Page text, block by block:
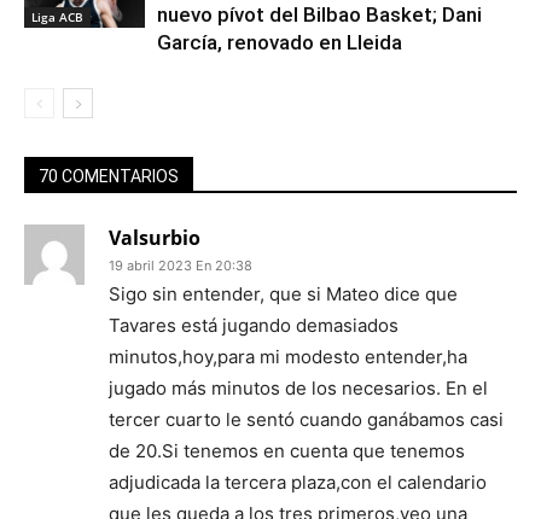
Liga ACB
nuevo pívot del Bilbao Basket; Dani
García, renovado en Lleida
70 COMENTARIOS
Valsurbio
19 abril 2023 En 20:38
Sigo sin entender, que si Mateo dice que
Tavares está jugando demasiados
minutos,hoy,para mi modesto entender,ha
jugado más minutos de los necesarios. En el
tercer cuarto le sentó cuando ganábamos casi
de 20.Si tenemos en cuenta que tenemos
adjudicada la tercera plaza,con el calendario
que les queda a los tres primeros,veo una